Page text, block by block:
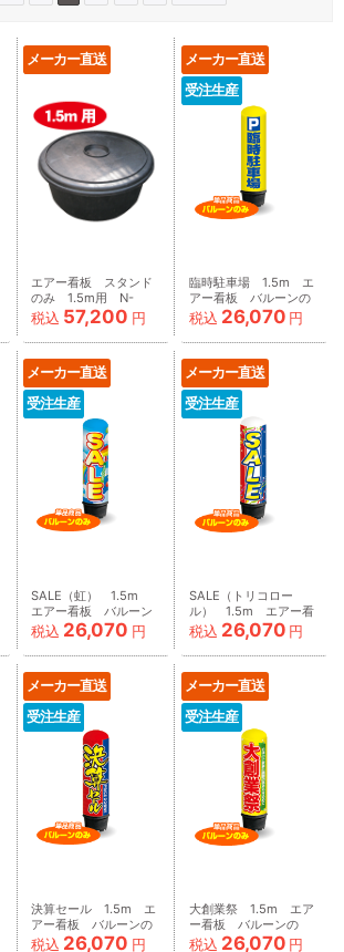
メーカー直送
エアー看板 スタンド
のみ 1.5m用 N-
1839_stand
税込 57,200 円
メーカー直送
受注生産
臨時駐車場 1.5m エ
アー看板 バルーンの
み
AR090001IN_C
税込 26,070 円
メーカー直送
受注生産
SALE（虹） 1.5m
エアー看板 バルーン
のみ
AR090011IN_C
税込 26,070 円
メーカー直送
受注生産
SALE（トリコロー
ル） 1.5m エアー看
板 バルーンのみ
AR090012IN_C
税込 26,070 円
メーカー直送
受注生産
決算セール 1.5m エ
アー看板 バルーンの
み
税込 26,070 円
メーカー直送
受注生産
大創業祭 1.5m エア
ー看板 バルーンの
み
税込 26,070 円